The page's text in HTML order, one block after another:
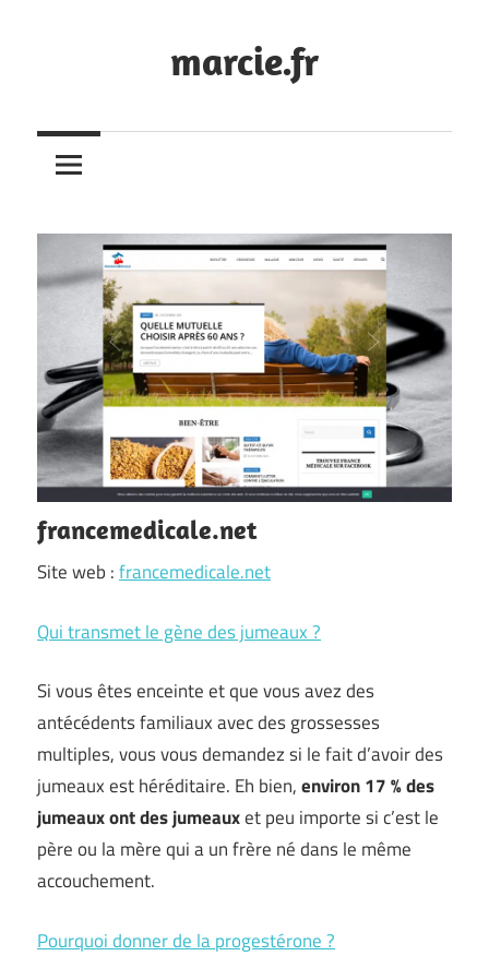
marcie.fr
francemedicale.net
Site web :francemedicale.net
Qui transmet le gène des jumeaux ?
Si vous êtes enceinte et que vous avez des
antécédents familiaux avec des grossesses
multiples, vous vous demandez si le fait d’avoir des
jumeaux est héréditaire. Eh bien,environ 17 % des
jumeaux ont des jumeauxet peu importe si c’est le
père ou la mère qui a un frère né dans le même
accouchement.
Pourquoi donner de la progestérone ?